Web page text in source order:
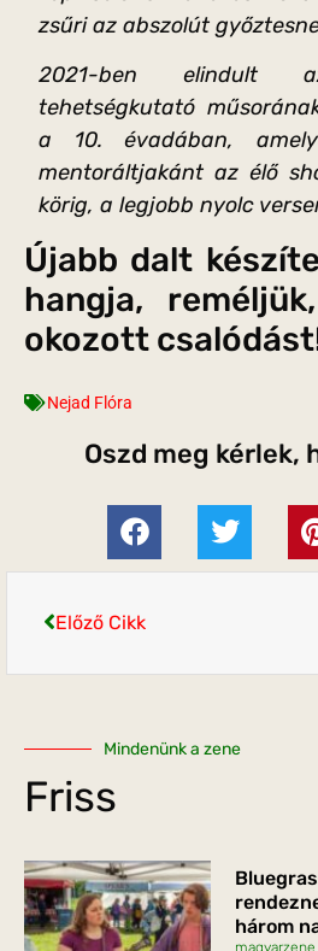
zsűri az abszolút
2021-ben elindult
tehetségkutató
a 10. évadában,
mentoráltjakánt az élő
körig, a legjobb nyolc
Újabb dalt
hangja,
okozott
Nejad Flóra
Oszd meg kérlek,
Előző Cikk
Mindenünk a zene
Friss
három
magyarzene